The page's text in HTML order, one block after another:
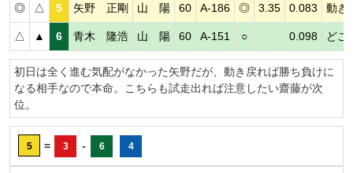
◎ △ 5 矢野 正剛 山 陽 60 A-186 ◎ 3.35 0.083 動き
△ ▲ 6 青木 隆浩 山 陽 60 A-151 ○ 0.098 どこ
初日は全く進む気配がなかった矢野だが、動き戻れば勝ち負けに
なる相手なので本命。こちらも試走出れば注意したい齋藤が次
位。
5 = 3 - 6 4